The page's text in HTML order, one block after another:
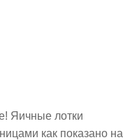
Яичные лотки
как показано на